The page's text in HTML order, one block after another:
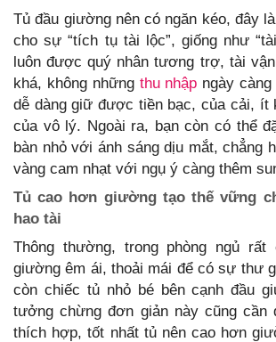
Tủ đầu giường nên có ngăn kéo, đây
cho sự “tích tụ tài lộc”, giống như
luôn được quý nhân tương trợ, tài
khá, không những thu nhập ngày
dễ dàng giữ được tiền bạc, của cải, ít
của vô lý. Ngoài ra, bạn còn có thể
bàn nhỏ với ánh sáng dịu mắt, chẳng
vàng cam nhạt với ngụ ý càng thêm
Tủ cao hơn giường tạo thế vững
hao tài
Thông thường, trong phòng ngủ rất
giường êm ái, thoải mái để có sự thư
còn chiếc tủ nhỏ bé bên cạnh đầu
tưởng chừng đơn giản này cũng cần
thích hợp, tốt nhất tủ nên cao hơn